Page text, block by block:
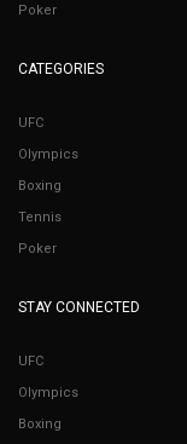
Poker
CATEGORIES
UFC
Olympics
Boxing
Tennis
Poker
STAY CONNECTED
UFC
Olympics
Boxing